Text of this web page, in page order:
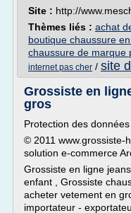
Site : http://
Thèmes liés : achat
boutique chaussure
chaussure de marque
internet pas cher / site
Grossiste en
gros
Protection des données
© 2011 www.grossiste-
solution e-commerce
Grossiste en ligne
enfant , Grossiste
acheter vetement en
importateur -